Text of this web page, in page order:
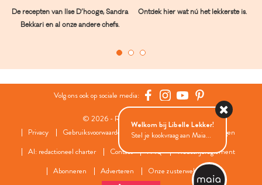
De recepten van Ilse D’hooge, Sandra
Bekkari en al onze andere chefs.
Ontdek hier wat nú het lekkerste is.
Volg ons ook op sociale media:
© 2026 - Roularta Media Group
Privacy
Gebruiksvoorwaarden Cookies
Cookies instellingen
AI: redactioneel charter
Contact FAQ
Wedstrijdreglement
Abonneren
Adverteren Onze zusterwebsites
Welkom bij Libelle Lekker!
Stel je kookvraag aan Maia...